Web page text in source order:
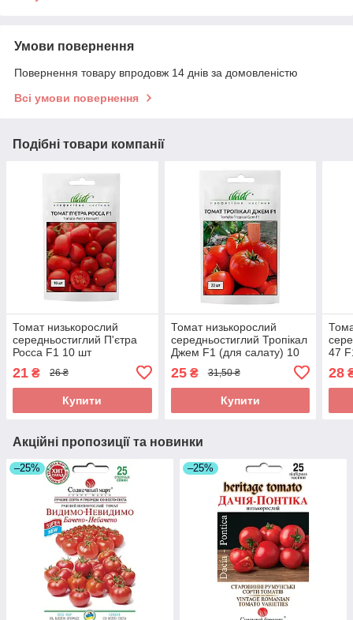
Умови повернення
Повернення товару впродовж 14 днів за домовленістю
Всі умови повернення
Подібні товари компанії
Томат низькорослий
середньостиглий П'єтра
Росса F1 10 шт
Нидерланды
21 ₴ 26 ₴
Купити
Томат низькорослий
середньостиглий Тропікал
Джем F1 (для салату) 10
25₴ 31,50 ₴
Купити
47
28
Акційні пропозиції та новинки
–25% –25%